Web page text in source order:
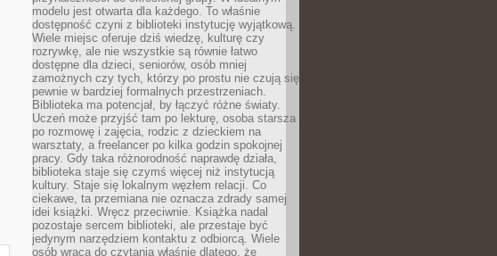
modelu jest otwarta dla każdego. To właśnie
dostępność czyni z biblioteki instytucję wyjątkową.
Wiele miejsc oferuje dziś wiedzę, kulturę czy
rozrywkę, ale nie wszystkie są równie łatwo
dostępne dla dzieci, seniorów, osób mniej
zamożnych czy tych, którzy po prostu nie czują się
pewnie w bardziej formalnych przestrzeniach.
Biblioteka ma potencjał, by łączyć różne światy.
Uczeń może przyjść tam po lekturę, osoba starsza
po rozmowę i zajęcia, rodzic z dzieckiem na
warsztaty, a freelancer po kilka godzin spokojnej
pracy. Gdy taka różnorodność naprawdę działa,
biblioteka staje się czymś więcej niż instytucją
kultury. Staje się lokalnym węzłem relacji. Co
ciekawe, ta przemiana nie oznacza zdrady samej
idei książki. Wręcz przeciwnie. Książka nadal
pozostaje sercem biblioteki, ale przestaje być
jedynym narzędziem kontaktu z odbiorcą. Wiele
osób wraca do czytania właśnie dlatego, że